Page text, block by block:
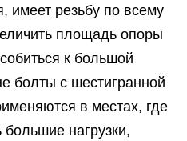
имеет резьбу по всему
площадь опоры
к большой
болты с шестигранной
в местах, где
нагрузки,